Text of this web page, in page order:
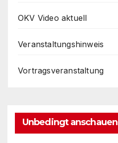
OKV Video aktuell
Veranstaltungshinweis
Vortragsveranstaltung
Unbedingt anschauen